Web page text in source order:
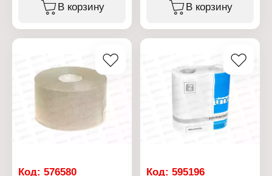
В корзину В корзину
Код: 576580 Код:595196